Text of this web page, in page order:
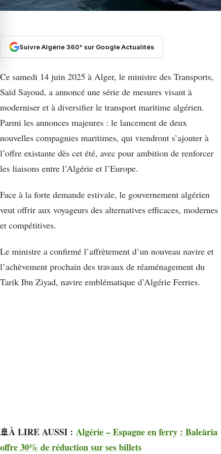
Suivre Algérie 360° sur Google Actualités
Ce samedi 14 juin 2025 à Alger, le ministre des Transports,
Saïd Sayoud, a annoncé une série de mesures visant à
moderniser et à diversifier le transport maritime algérien.
Parmi les annonces majeures : le lancement de deux
nouvelles compagnies maritimes, qui viendront s’ajouter à
l’offre existante dès cet été, avec pour ambition de renforcer
les liaisons entre l’Algérie et l’Europe.
Face à la forte demande estivale, le gouvernement algérien
veut offrir aux voyageurs des alternatives efficaces, modernes
et compétitives.
Le ministre a confirmé l’affrètement d’un nouveau navire et
l’achèvement prochain des travaux de réaménagement du
Tarik Ibn Ziyad, navire emblématique d’Algérie Ferries.
🚢À LIRE AUSSI : Algérie – Espagne en ferry : Baleària
offre 30% de réduction sur ses billets